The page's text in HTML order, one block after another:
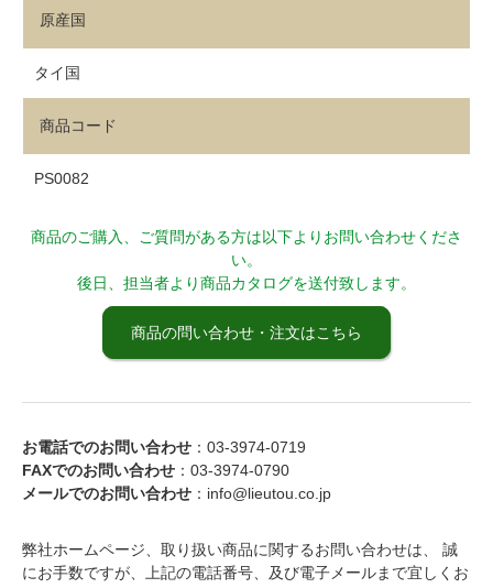
原産国
タイ国
商品コード
PS0082
商品のご購入、ご質問がある方は以下よりお問い合わせくださ
い。
後日、担当者より商品カタログを送付致します。
商品の問い合わせ・注文はこちら
お電話でのお問い合わせ ：03-3974-0719
FAXでのお問い合わせ ：03-3974-0790
メールでのお問い合わせ ：info@lieutou.co.jp
弊社ホームページ、取り扱い商品に関するお問い合わせは、 誠
にお手数ですが、上記の電話番号、及び電子メールまで宜しくお